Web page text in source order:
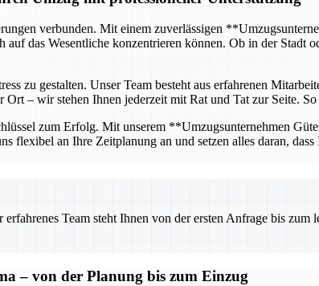
verbunden. Mit einem zuverlässigen
auf das Wesentliche konzentrieren können. Ob in der
zu gestalten. Unser Team besteht aus erfahrenen
– wir stehen Ihnen jederzeit mit Rat und Tat zur Seite.
zum Erfolg. Mit unserem **Umzugsunternehmen
flexibel an Ihre Zeitplanung an und setzen alles daran,
Team steht Ihnen von der ersten Anfrage bis
– von der Planung bis zum Einzug